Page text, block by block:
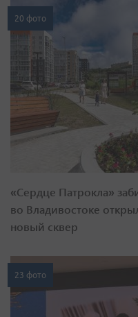
20 фото
«Сердце Патрокла»
во Владивостоке
новый сквер
23 фото